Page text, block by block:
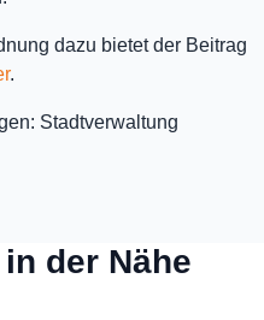
dazu bietet der Beitrag
.
Stadtverwaltung
der Nähe